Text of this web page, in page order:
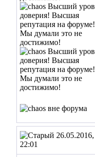
26.05.2016,
22:01